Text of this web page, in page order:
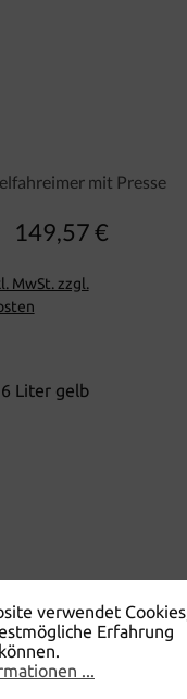
mit Presse
Regulärer Preis:
149,57 €
MwSt. zzgl.
6 Liter gelb
13,55 €
verwendet Cookies,
Erfahrung
...